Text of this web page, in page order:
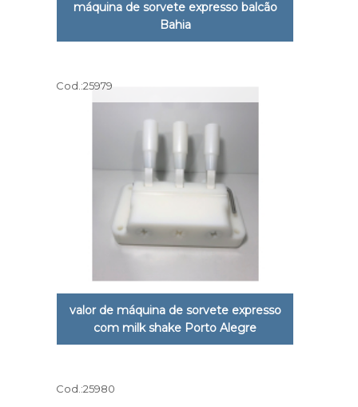
máquina de sorvete expresso balcão
Bahia
Cod.:25979
valor de máquina de sorvete expresso
com milk shake Porto Alegre
Cod.:25980